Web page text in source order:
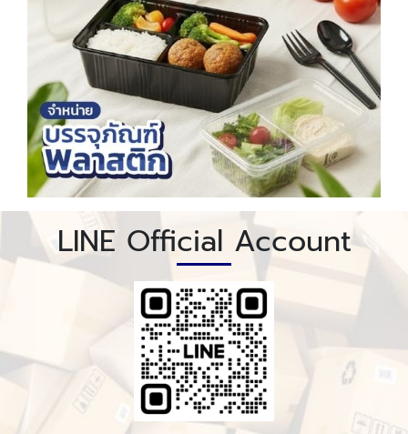
LINE Official Account